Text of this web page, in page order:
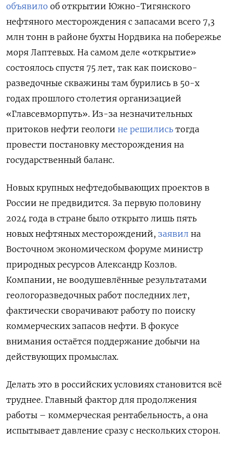
объявило об открытии Южно-Тигянского
нефтяного месторождения с запасами всего 7,3
млн тонн в районе бухты Нордвика на побережье
моря Лаптевых. На самом деле «открытие»
состоялось спустя 75 лет, так как поисково-
разведочные скважины там бурились в 50-х
годах прошлого столетия организацией
«Главсевморпуть». Из-за незначительных
притоков нефти геологи не решились тогда
провести постановку месторождения на
государственный баланс.
Новых крупных нефтедобывающих проектов в
России не предвидится. За первую половину
2024 года в стране было открыто лишь пять
новых нефтяных месторождений, заявил на
Восточном экономическом форуме министр
природных ресурсов Александр Козлов.
Компании, не воодушевлённые результатами
геологоразведочных работ последних лет,
фактически сворачивают работу по поиску
коммерческих запасов нефти. В фокусе
внимания остаётся поддержание добычи на
действующих промыслах.
Делать это в российских условиях становится всё
труднее. Главный фактор для продолжения
работы – коммерческая рентабельность, а она
испытывает давление сразу с нескольких сторон.